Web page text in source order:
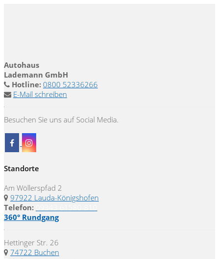
Autohaus
Lademann GmbH
Hotline: 0800 52336266
E-Mail schreiben
Besuchen Sie uns auf Social Media.
Standorte
Am Wöllerspfad 2
97922 Lauda-Königshofen
Telefon:
360° Rundgang
Hettinger Str. 26
74722 Buchen